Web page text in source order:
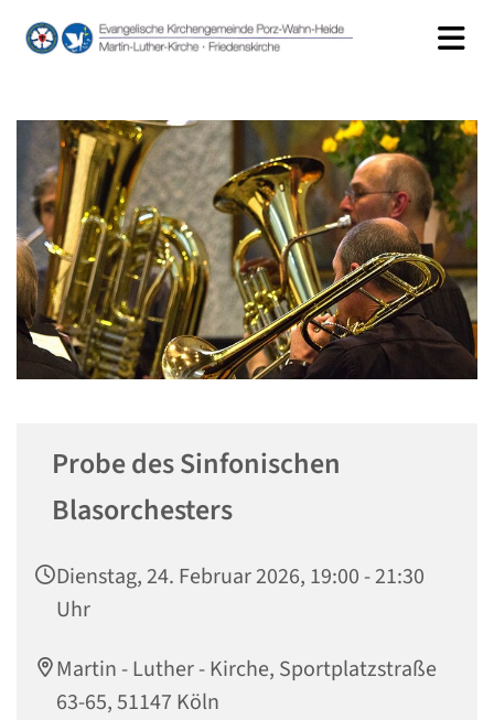
Probe des Sinfonischen
Blasorchesters
Dienstag, 24. Februar 2026, 19:00 - 21:30
Uhr
Martin - Luther - Kirche, Sportplatzstraße
63-65, 51147 Köln